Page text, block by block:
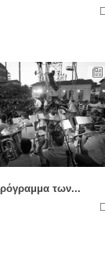
των...